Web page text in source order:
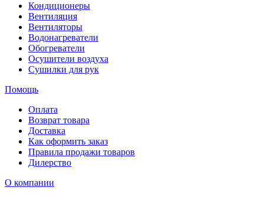
Кондиционеры
Вентиляция
Вентиляторы
Водонагреватели
Обогреватели
Осушители воздуха
Сушилки для рук
Помощь
Оплата
Возврат товара
Доставка
Как оформить заказ
Правила продажи товаров
Дилерство
О компании